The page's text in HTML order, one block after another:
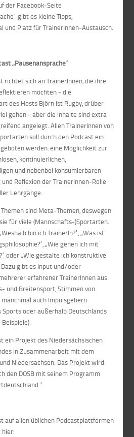
der Facebook-Seite
gibt es kleine Tipps,
und Platz für TrainerInnen-Austausch.
„Pausenansprache“
richtet sich an TrainerInnen, die ihre
möchten - die
des Hosts Björn ist Rugby, drüber
gehen - aber die Inhalte sind extra
angelegt. Allen TrainerInnen von
soll durch den Podcast ein
werden: eine Möglichkeit zur
kontinuierlichen,
und nebenbei konsumierbaren
Reflexion der TrainerInnen-Rolle
Lehrgänge.
sind Meta-Themen, deswegen
für viele (Mannschafts-)Sportarten.
bin ich TrainerIn?“, „Was ist
„Wie gehen ich mit
oder „Wie gestalte ich konstruktive
gibt es Input und/oder
erfahrener TrainerInnen aus
und Breitensport, Stimmen von
auch Impulsgebern
Sports oder außerhalb Deutschlands
ein Projekt des Niedersächsischen
in Zusammenarbeit mit dem
Niedersachsen. Das Projekt wird
den DOSB mit seinem Programm
auf allen üblichen Podcastplattformen
hier: